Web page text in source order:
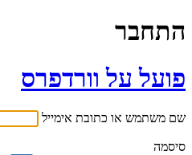
התחבר
פועל על וורדפרס
שם משתמש או כתובת אימייל
סיסמה